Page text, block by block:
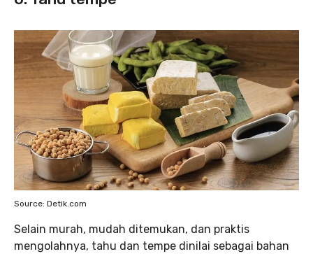
Source: Detik.com
Selain murah, mudah ditemukan, dan praktis
mengolahnya, tahu dan tempe dinilai sebagai bahan